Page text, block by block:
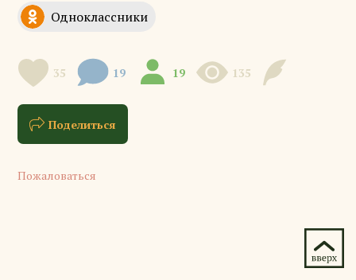
35 19 19 135
Поделиться
Пожаловаться